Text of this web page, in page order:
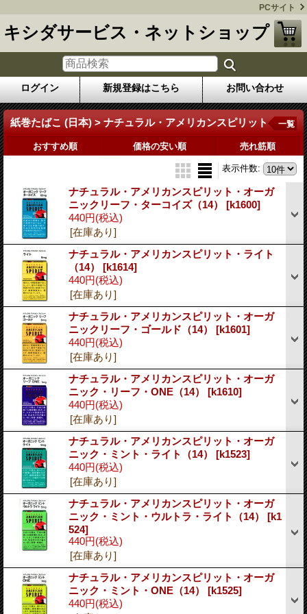
PCサイト
キシダサービス・ネットショップ
ログイン 新規登録はこちら お問い合わせ
紙巻たばこ (日本) > ナチュラル・アメリカンスピリット 一覧
おすすめ順 価格の安い順 売れ筋順
表示件数:
ナチュラル・アメリカンスピリット・オーガ
ニックリーフ・ターコイズ（14） [k1600]
440円(税込)
[在庫あり]
ナチュラル・アメリカンスピリット・ライト
（14） [k1614]
440円(税込)
[在庫あり]
ナチュラル・アメリカンスピリット・オーガ
ニックリーフ・ゴールド（14） [k1601]
440円(税込)
[在庫あり]
ナチュラル・アメリカンスピリット・オーガ
ニック・リーフ・ONE（14） [k1610]
440円(税込)
[在庫あり]
ナチュラル・アメリカンスピリット・オーガ
ニック・ミント・ライト（14） [k1523]
440円(税込)
[在庫あり]
ナチュラル・アメリカンスピリット・オーガ
ニック・ミント・ウルトラ・ライト（14） [k1
524]
440円(税込)
[在庫あり]
ナチュラル・アメリカンスピリット・オーガ
ニック・ミント・ONE（14） [k1525]
440円(税込)